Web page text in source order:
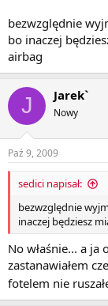
bezwzględnie
bo inaczej
airbag
J Jarek`
Nowy
Paź 9, 2009
sedici napisał:
bezwzględnie
inaczej będziesz
No właśnie... a ja
zastanawiałem
fotelem nie